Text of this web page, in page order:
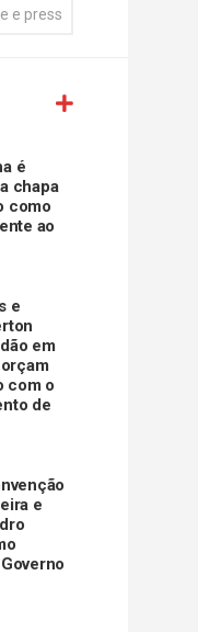
é
chapa
como
ao
e
em
com o
de
e